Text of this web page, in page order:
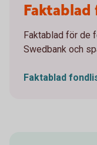
Faktablad för de
Swedbank och
Faktablad